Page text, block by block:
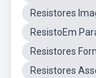
Resistores
ResistoEm
Resistores
Resistores